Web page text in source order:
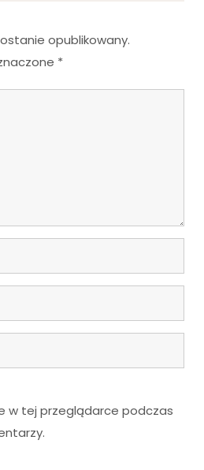
opublikowany.
*
w tej przeglądarce podczas